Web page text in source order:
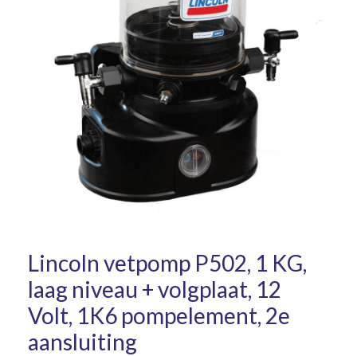
Lincoln vetpomp P502, 1 KG,
laag niveau + volgplaat, 12
Volt, 1K6 pompelement, 2e
aansluiting